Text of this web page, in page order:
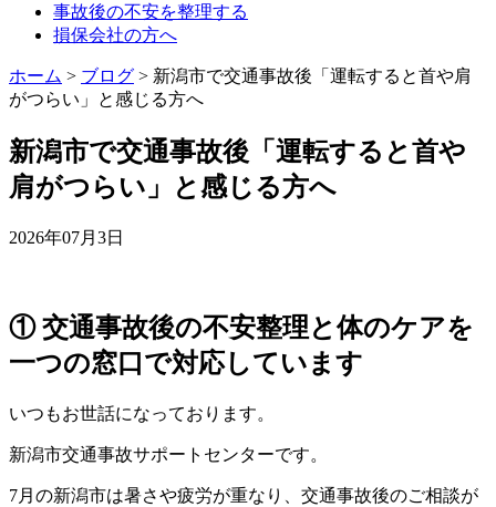
事故後の不安を整理する
損保会社の方へ
ホーム > ブログ > 新潟市で交通事故後「運転すると首や肩
がつらい」と感じる方へ
新潟市で交通事故後「運転すると首や
肩がつらい」と感じる方へ
2026年07月3日
① 交通事故後の不安整理と体のケアを
一つの窓口で対応しています
いつもお世話になっております。
新潟市交通事故サポートセンターです。
7月の新潟市は暑さや疲労が重なり、交通事故後のご相談が